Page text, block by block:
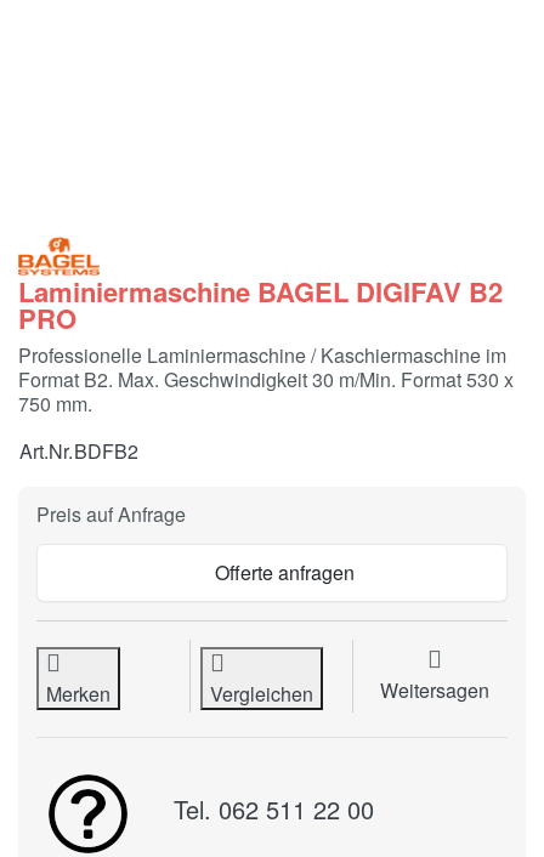
Laminiermaschine BAGEL DIGIFAV B2
PRO
Professionelle Laminiermaschine / Kaschiermaschine im
Format B2. Max. Geschwindigkeit 30 m/Min. Format 530 x
750 mm.
Art.Nr.BDFB2
Preis auf Anfrage
Offerte anfragen
Merken Vergleichen Weitersagen
Tel. 062 511 22 00